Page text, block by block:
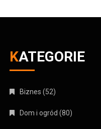
KATEGORIE
Biznes (52)
Dom i ogród (80)